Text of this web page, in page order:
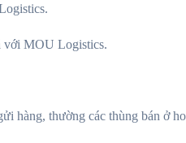
với MOU Logistics.
hàng, thường các thùng bán ở